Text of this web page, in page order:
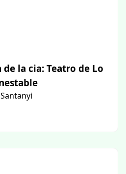
de la cia: Teatro de Lo
Santanyi